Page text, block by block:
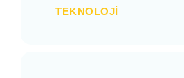
TEKNOLOJI